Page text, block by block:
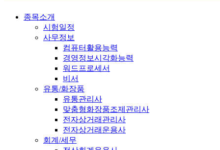
종목소개
시험일정
사무정보
컴퓨터활용능력
경영정보시각화능력
워드프로세서
비서
유통/화장품
유통관리사
맞춤형화장품조제관리사
전자상거래관리사
전자상거래운용사
회계/세무